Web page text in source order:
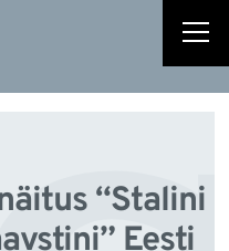
“Stalini
Eesti